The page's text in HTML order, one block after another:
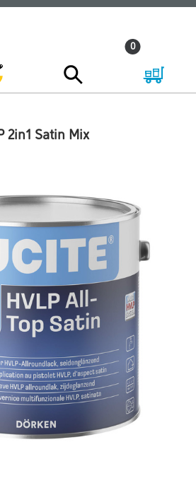
0
2in1 Satin Mix